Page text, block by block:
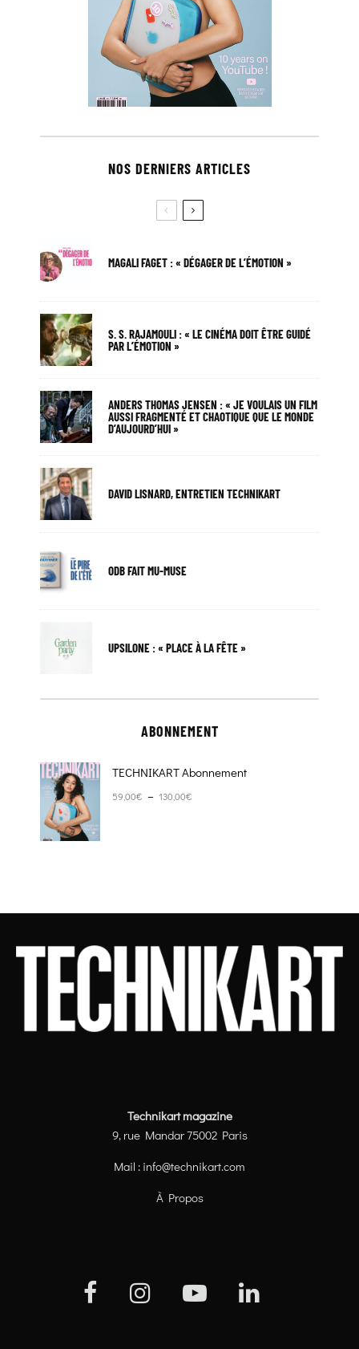
NOS DERNIERS ARTICLES
MAGALI FAGET : « DÉGAGER DE L’ÉMOTION »
S. S. RAJAMOULI : « LE CINÉMA DOIT ÊTRE GUIDÉ
PAR L’ÉMOTION »
ANDERS THOMAS JENSEN : « JE VOULAIS UN FILM
AUSSI FRAGMENTÉ ET CHAOTIQUE QUE LE MONDE
D’AUJOURD’HUI »
DAVID LISNARD, ENTRETIEN TECHNIKART
ODB FAIT MU-MUSE
UPSILONE : « PLACE À LA FÊTE »
ABONNEMENT
TECHNIKART Abonnement
59,00€ – 130,00€
Technikart magazine
9, rue Mandar 75002 Paris
Mail : info@technikart.com
À Propos